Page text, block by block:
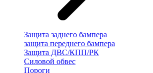
Защита заднего бампера
защита переднего бампера
Защита ДВС/КПП/РК
Силовой обвес
Пороги